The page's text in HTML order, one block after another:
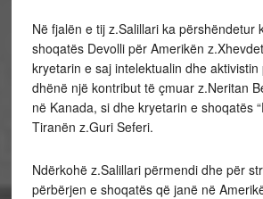
Në fjalën e tij z.Salillari ka përshëndetur
shoqatës Devolli për Amerikën
kryetarin e saj intelektualin dhe
dhënë një kontribut të çmuar z.Neritan
në Kanada, si dhe kryetarin e shoqatës
Tiranën z.Guri Seferi.
Ndërkohë z.Salillari përmendi dhe për
përbërjen e shoqatës që janë në